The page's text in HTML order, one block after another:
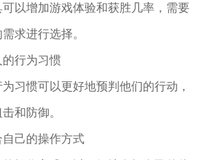
增加游戏体验和获胜几率，需要
求进行选择。
行为习惯
惯可以更好地预判他们的行动，
和防御。
己的操作方式